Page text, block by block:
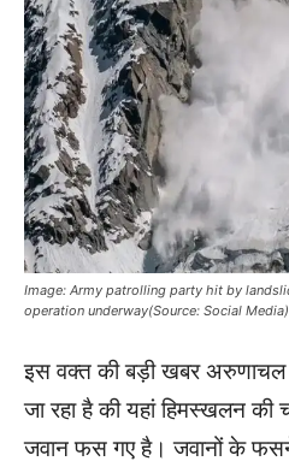
Image: Army patrolling party hit by
operation underway(Source: Social Media)
इस वक्त की बड़ी खबर अरुणाचल
जा रहा है की यहां हिमस्खलन
जवान फस गए है। जवानों के फसने